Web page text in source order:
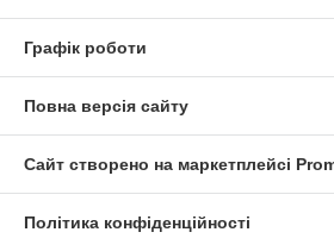
Графік роботи
Повна версія сайту
Сайт створено на маркетплейсі
Політика конфіденційності